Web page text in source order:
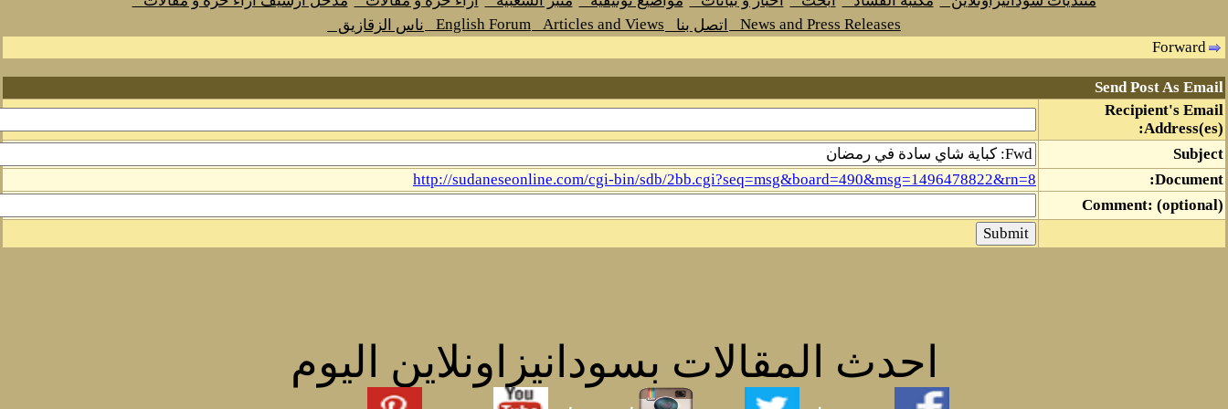
News and Press Releases
اتصل بنا Articles and Views
English Forum
ناس الزقازيق
Forward
Send Post As Email
Recipient's Email
Address(es):
Subject
Document:
http://sudaneseonline.com/cgi-bin/sdb/2bb.cgi?seq=msg&board=490&msg=1496478822&rn=8
Comment: (optional)
احدث المقالات بسودانيزاونلاين اليوم